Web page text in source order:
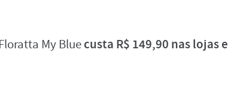
My Bluecusta R$ 149,90 nas lojas e